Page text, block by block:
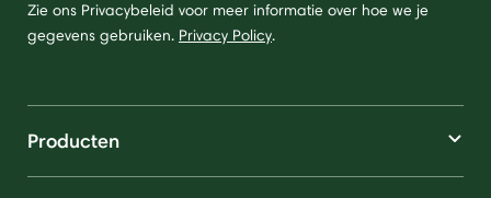
Zie ons Privacybeleid voor meer informatie over hoe we je
gegevens gebruiken. Privacy Policy.
Producten